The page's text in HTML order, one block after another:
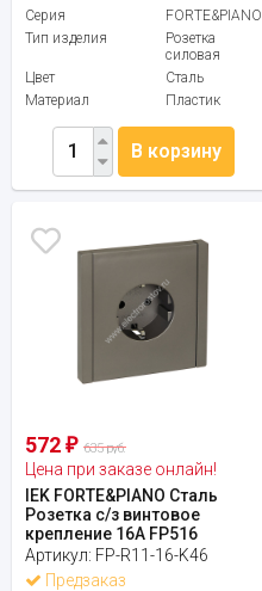
Серия
FORTE&PIANO
Тип изделия
Розетка
силовая
Цвет
Сталь
Материал
Пластик
В корзину
572 ₽ 635 руб.
Цена при заказе онлайн!
IEK FORTE&PIANO Сталь
Розетка с/з винтовое
крепление 16А FP516
Артикул: FP-R11-16-K46
Предзаказ